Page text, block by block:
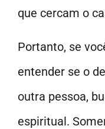
que cercam o
Portanto, se
entender se o
outra pessoa,
espiritual.